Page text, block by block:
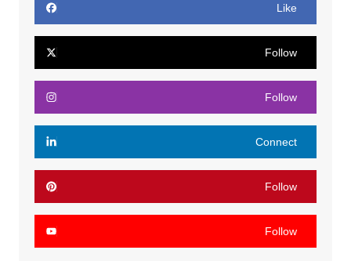
Like
Follow
Follow
Connect
Follow
Follow